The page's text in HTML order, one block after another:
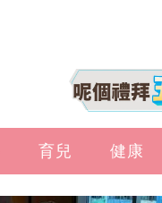
育兒 健康